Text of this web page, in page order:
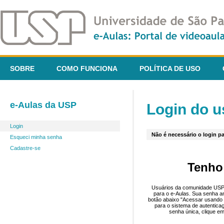
SOBRE COMO FUNCIONA POLÍTICA DE USO
e-Aulas da USP
Login
Esqueci minha senha
Cadastre-se
Login do
Não é necessário o login
Usuários da comunidade
para o e-Aulas. Sua senha
botão abaixo "Acessar
para o sistema de
senha única, clique